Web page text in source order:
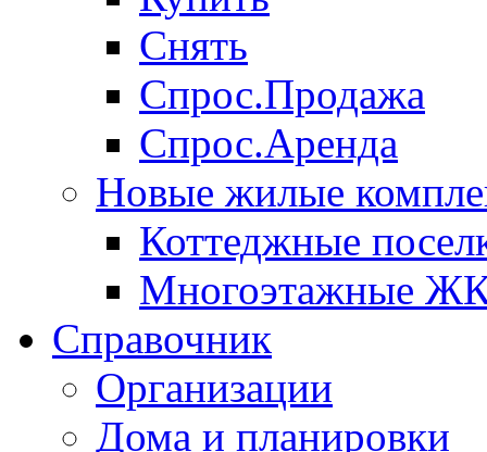
Снять
Спрос.Продажа
Спрос.Аренда
Новые жилые
Коттеджные
Многоэтажные
Справочник
Организации
Дома и планировки